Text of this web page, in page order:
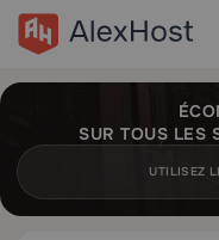
SUR TOUS LES
UTILISEZ